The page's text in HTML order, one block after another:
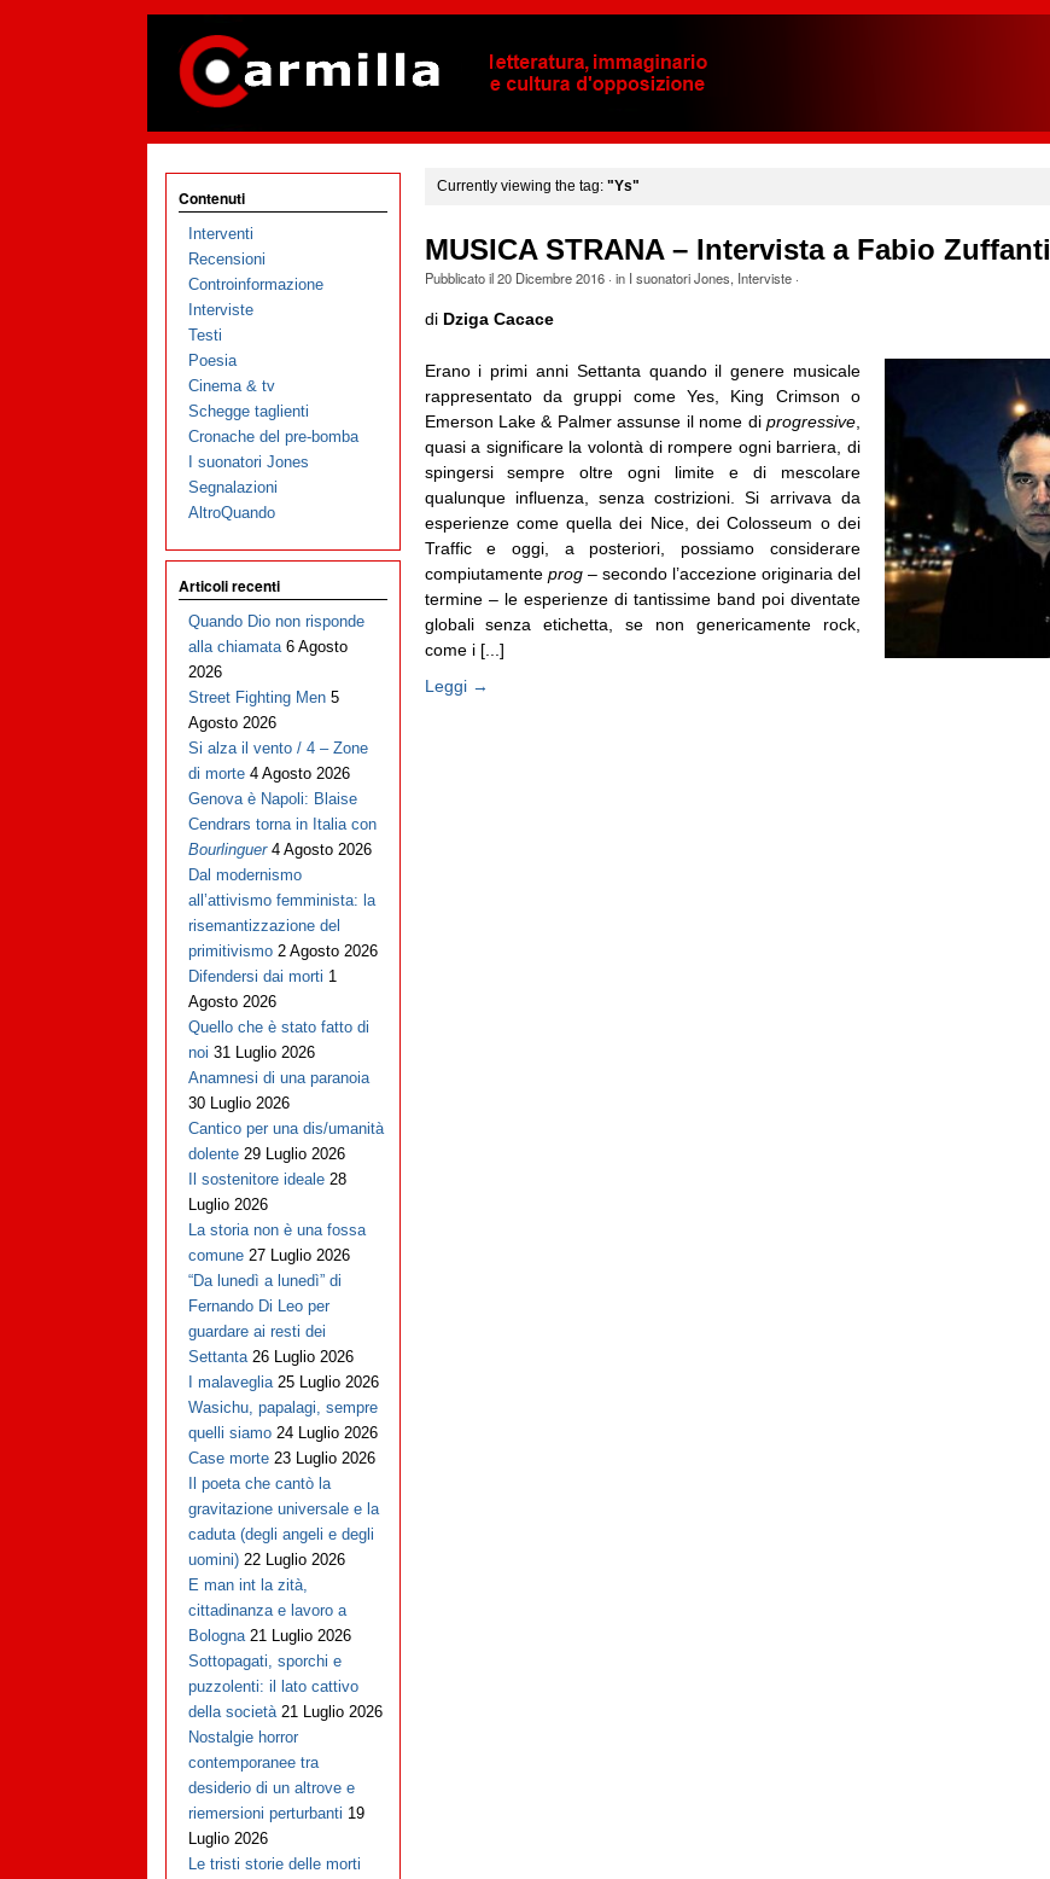
Currently viewing the tag: "Ys"
MUSICA STRANA – Intervista a Fabio Zuffanti
Pubblicato il20 Dicembre 2016· in I suonatori Jones, Interviste·
di Dziga Cacace
Erano i primi anni Settanta quando il genere musicale
rappresentato da gruppi come Yes, King Crimson o
Emerson Lake & Palmer assunse il nome di progressive,
quasi a significare la volontà di rompere ogni barriera, di
spingersi sempre oltre ogni limite e di mescolare
qualunque influenza, senza costrizioni. Si arrivava da
esperienze come quella dei Nice, dei Colosseum o dei
Traffic e oggi, a posteriori, possiamo considerare
compiutamente prog– secondo l’accezione originaria del
termine – le esperienze di tantissime band poi diventate
globali senza etichetta, se non genericamente rock,
come i [...]
Leggi →
Contenuti
Interventi
Recensioni
Controinformazione
Interviste
Testi
Poesia
Cinema & tv
Schegge taglienti
Cronache del pre-bomba
I suonatori Jones
Segnalazioni
AltroQuando
Articoli recenti
Quando Dio non risponde
alla chiamata 6 Agosto
2026
Street Fighting Men 5
Agosto 2026
Si alza il vento / 4 – Zone
di morte 4 Agosto 2026
Genova è Napoli: Blaise
Cendrars torna in Italia con
Bourlinguer 4 Agosto 2026
Dal modernismo
all’attivismo femminista: la
risemantizzazione del
primitivismo 2 Agosto 2026
Difendersi dai morti 1
Agosto 2026
Quello che è stato fatto di
noi 31 Luglio 2026
Anamnesi di una paranoia
30 Luglio 2026
Cantico per una dis/umanità
dolente 29 Luglio 2026
Il sostenitore ideale 28
Luglio 2026
La storia non è una fossa
comune 27 Luglio 2026
“Da lunedì a lunedì” di
Fernando Di Leo per
guardare ai resti dei
Settanta 26 Luglio 2026
I malaveglia 25 Luglio 2026
Wasichu, papalagi, sempre
quelli siamo 24 Luglio 2026
Case morte 23 Luglio 2026
Il poeta che cantò la
gravitazione universale e la
caduta (degli angeli e degli
uomini) 22 Luglio 2026
E man int la zità,
cittadinanza e lavoro a
Bologna 21 Luglio 2026
Sottopagati, sporchi e
puzzolenti: il lato cattivo
della società 21 Luglio 2026
Nostalgie horror
contemporanee tra
desiderio di un altrove e
riemersioni perturbanti 19
Luglio 2026
Le tristi storie delle morti